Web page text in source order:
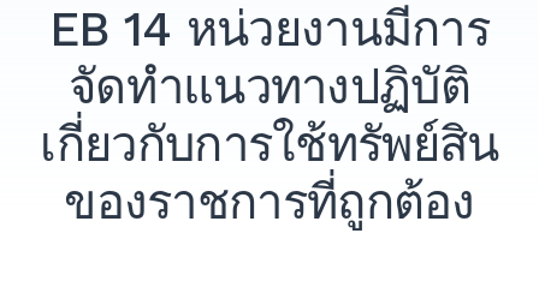
EB 14 หน่วยงานมีการ
จัดทำแนวทางปฏิบัติ
เกี่ยวกับการใช้ทรัพย์สิน
ของราชการที่ถูกต้อง